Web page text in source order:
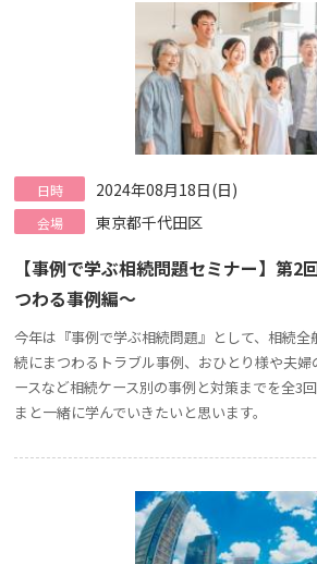
日時 2024年08月18日(日)
会場 東京都千代田区
【事例で学ぶ相続問題セミナー】第2
つわる事例編～
今年は『事例で学ぶ相続問題』として、相続
続にまつわるトラブル事例、おひとり様や夫
ースなど相続ケース別の事例と対策までを全3
まと一緒に学んでいきたいと思います。